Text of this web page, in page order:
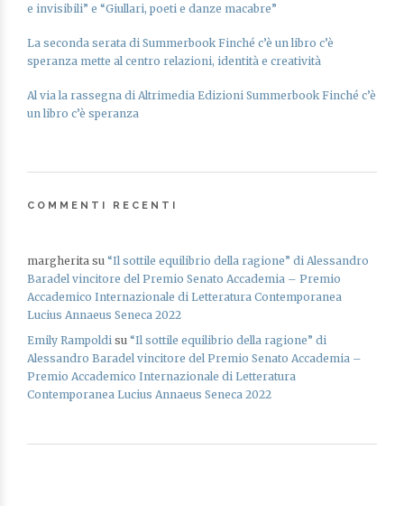
e invisibili” e “Giullari, poeti e danze macabre”
La seconda serata di Summerbook Finché c’è un libro c’è
speranza mette al centro relazioni, identità e creatività
Al via la rassegna di Altrimedia Edizioni Summerbook Finché c’è
un libro c’è speranza
COMMENTI RECENTI
margherita su “Il sottile equilibrio della ragione” di Alessandro
Baradel vincitore del Premio Senato Accademia – Premio
Accademico Internazionale di Letteratura Contemporanea
Lucius Annaeus Seneca 2022
Emily Rampoldi su “Il sottile equilibrio della ragione” di
Alessandro Baradel vincitore del Premio Senato Accademia –
Premio Accademico Internazionale di Letteratura
Contemporanea Lucius Annaeus Seneca 2022